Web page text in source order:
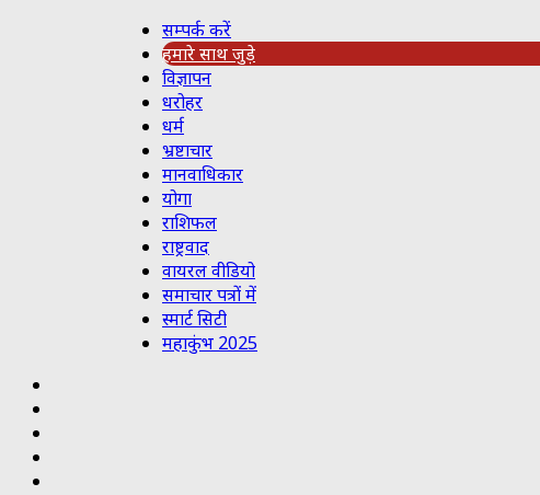
सम्पर्क करें
हमारे साथ जुड़े
विज्ञापन
धरोहर
धर्म
भ्रष्टाचार
मानवाधिकार
योगा
राशिफल
राष्ट्रवाद
वायरल वीडियो
समाचार पत्रों में
स्मार्ट सिटी
महाकुंभ 2025